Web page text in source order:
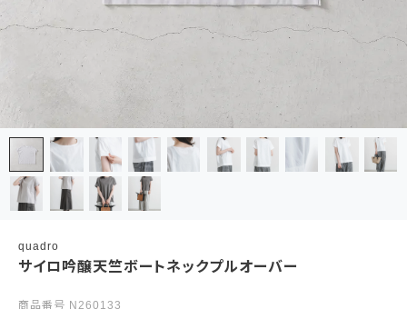
quadro
サイロ吟醸天竺ボートネックプルオーバー
商品番号 N260133